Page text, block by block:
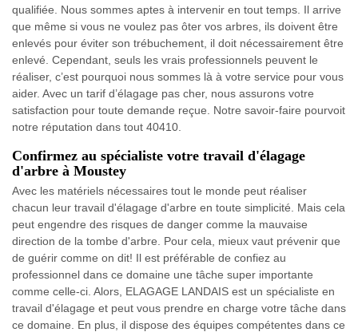
qualifiée. Nous sommes aptes à intervenir en tout temps. Il arrive
que même si vous ne voulez pas ôter vos arbres, ils doivent être
enlevés pour éviter son trébuchement, il doit nécessairement être
enlevé. Cependant, seuls les vrais professionnels peuvent le
réaliser, c’est pourquoi nous sommes là à votre service pour vous
aider. Avec un tarif d’élagage pas cher, nous assurons votre
satisfaction pour toute demande reçue. Notre savoir-faire pourvoit
notre réputation dans tout 40410.
Confirmez au spécialiste votre travail d'élagage
d'arbre à Moustey
Avec les matériels nécessaires tout le monde peut réaliser
chacun leur travail d'élagage d'arbre en toute simplicité. Mais cela
peut engendre des risques de danger comme la mauvaise
direction de la tombe d'arbre. Pour cela, mieux vaut prévenir que
de guérir comme on dit! Il est préférable de confiez au
professionnel dans ce domaine une tâche super importante
comme celle-ci. Alors, ELAGAGE LANDAIS est un spécialiste en
travail d'élagage et peut vous prendre en charge votre tâche dans
ce domaine. En plus, il dispose des équipes compétentes dans ce